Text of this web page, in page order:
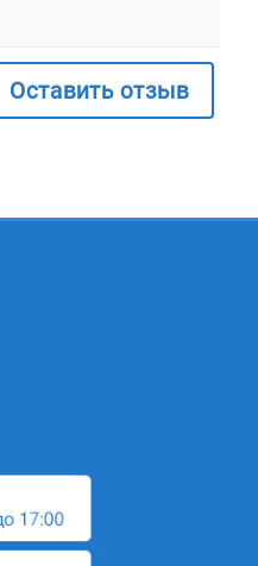
Оставить отзыв